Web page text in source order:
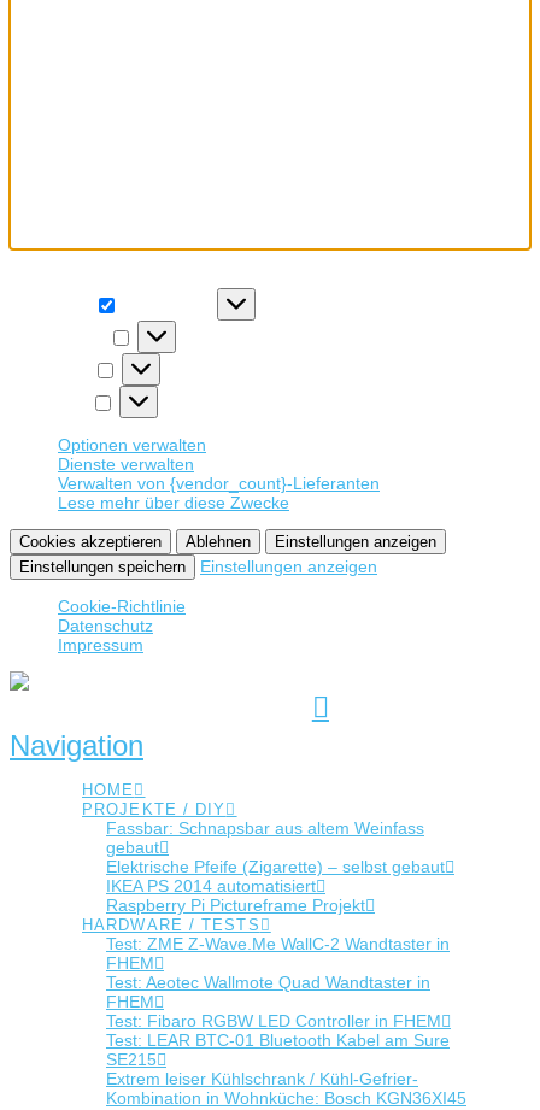
Präferenzen
Statistiken
Marketing
Optionen verwalten
Dienste verwalten
Verwalten von {vendor_count}-Lieferanten
Lese mehr über diese Zwecke
Cookies akzeptieren Ablehnen
Einstellungen anzeigen
Einstellungen speichern
Einstellungen anzeigen
Cookie-Richtlinie
Datenschutz
Impressum
Navigation
HOME
PROJEKTE / DIY
Fassbar: Schnapsbar aus altem Weinfass
gebaut
Elektrische Pfeife (Zigarette) – selbst gebaut
IKEA PS 2014 automatisiert
Raspberry Pi Pictureframe Projekt
HARDWARE / TESTS
Test: ZME Z-Wave.Me WallC-2 Wandtaster in
FHEM
Test: Aeotec Wallmote Quad Wandtaster in
FHEM
Test: Fibaro RGBW LED Controller in FHEM
Test: LEAR BTC-01 Bluetooth Kabel am Sure
SE215
Extrem leiser Kühlschrank / Kühl-Gefrier-
Kombination in Wohnküche: Bosch KGN36XI45